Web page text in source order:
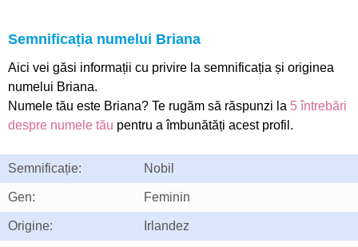
Semnificația numelui Briana
Aici vei găsi informații cu privire la semnificația și originea
numelui Briana.
Numele tău este Briana? Te rugăm să răspunzi la 5 întrebări
despre numele tău pentru a îmbunătăți acest profil.
Semnificație: Nobil
Gen: Feminin
Origine: Irlandez